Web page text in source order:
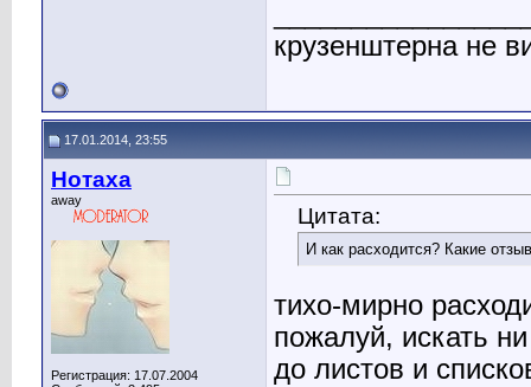
крузенштерна не
17.01.2014, 23:55
Нотаха
away
Регистрация: 17.07.2004
Цитата:
И как расходится? Какие
тихо-мирно
пожалуй, искать
до листов и